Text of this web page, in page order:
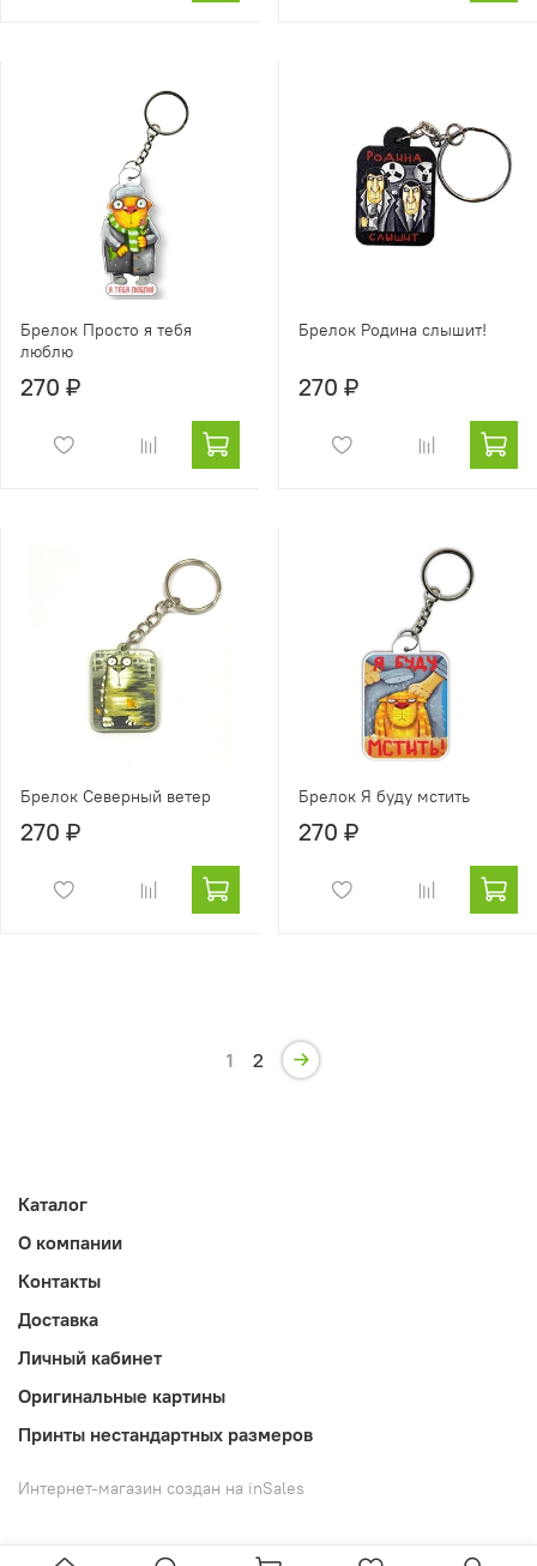
Брелок Просто я тебя
люблю
270 ₽
Брелок Родина слышит!
270 ₽
Брелок Северный ветер
270 ₽
Брелок Я буду мстить
270 ₽
1 2
Каталог
О компании
Контакты
Доставка
Личный кабинет
Оригинальные картины
Принты нестандартных размеров
Интернет-магазин создан на inSales